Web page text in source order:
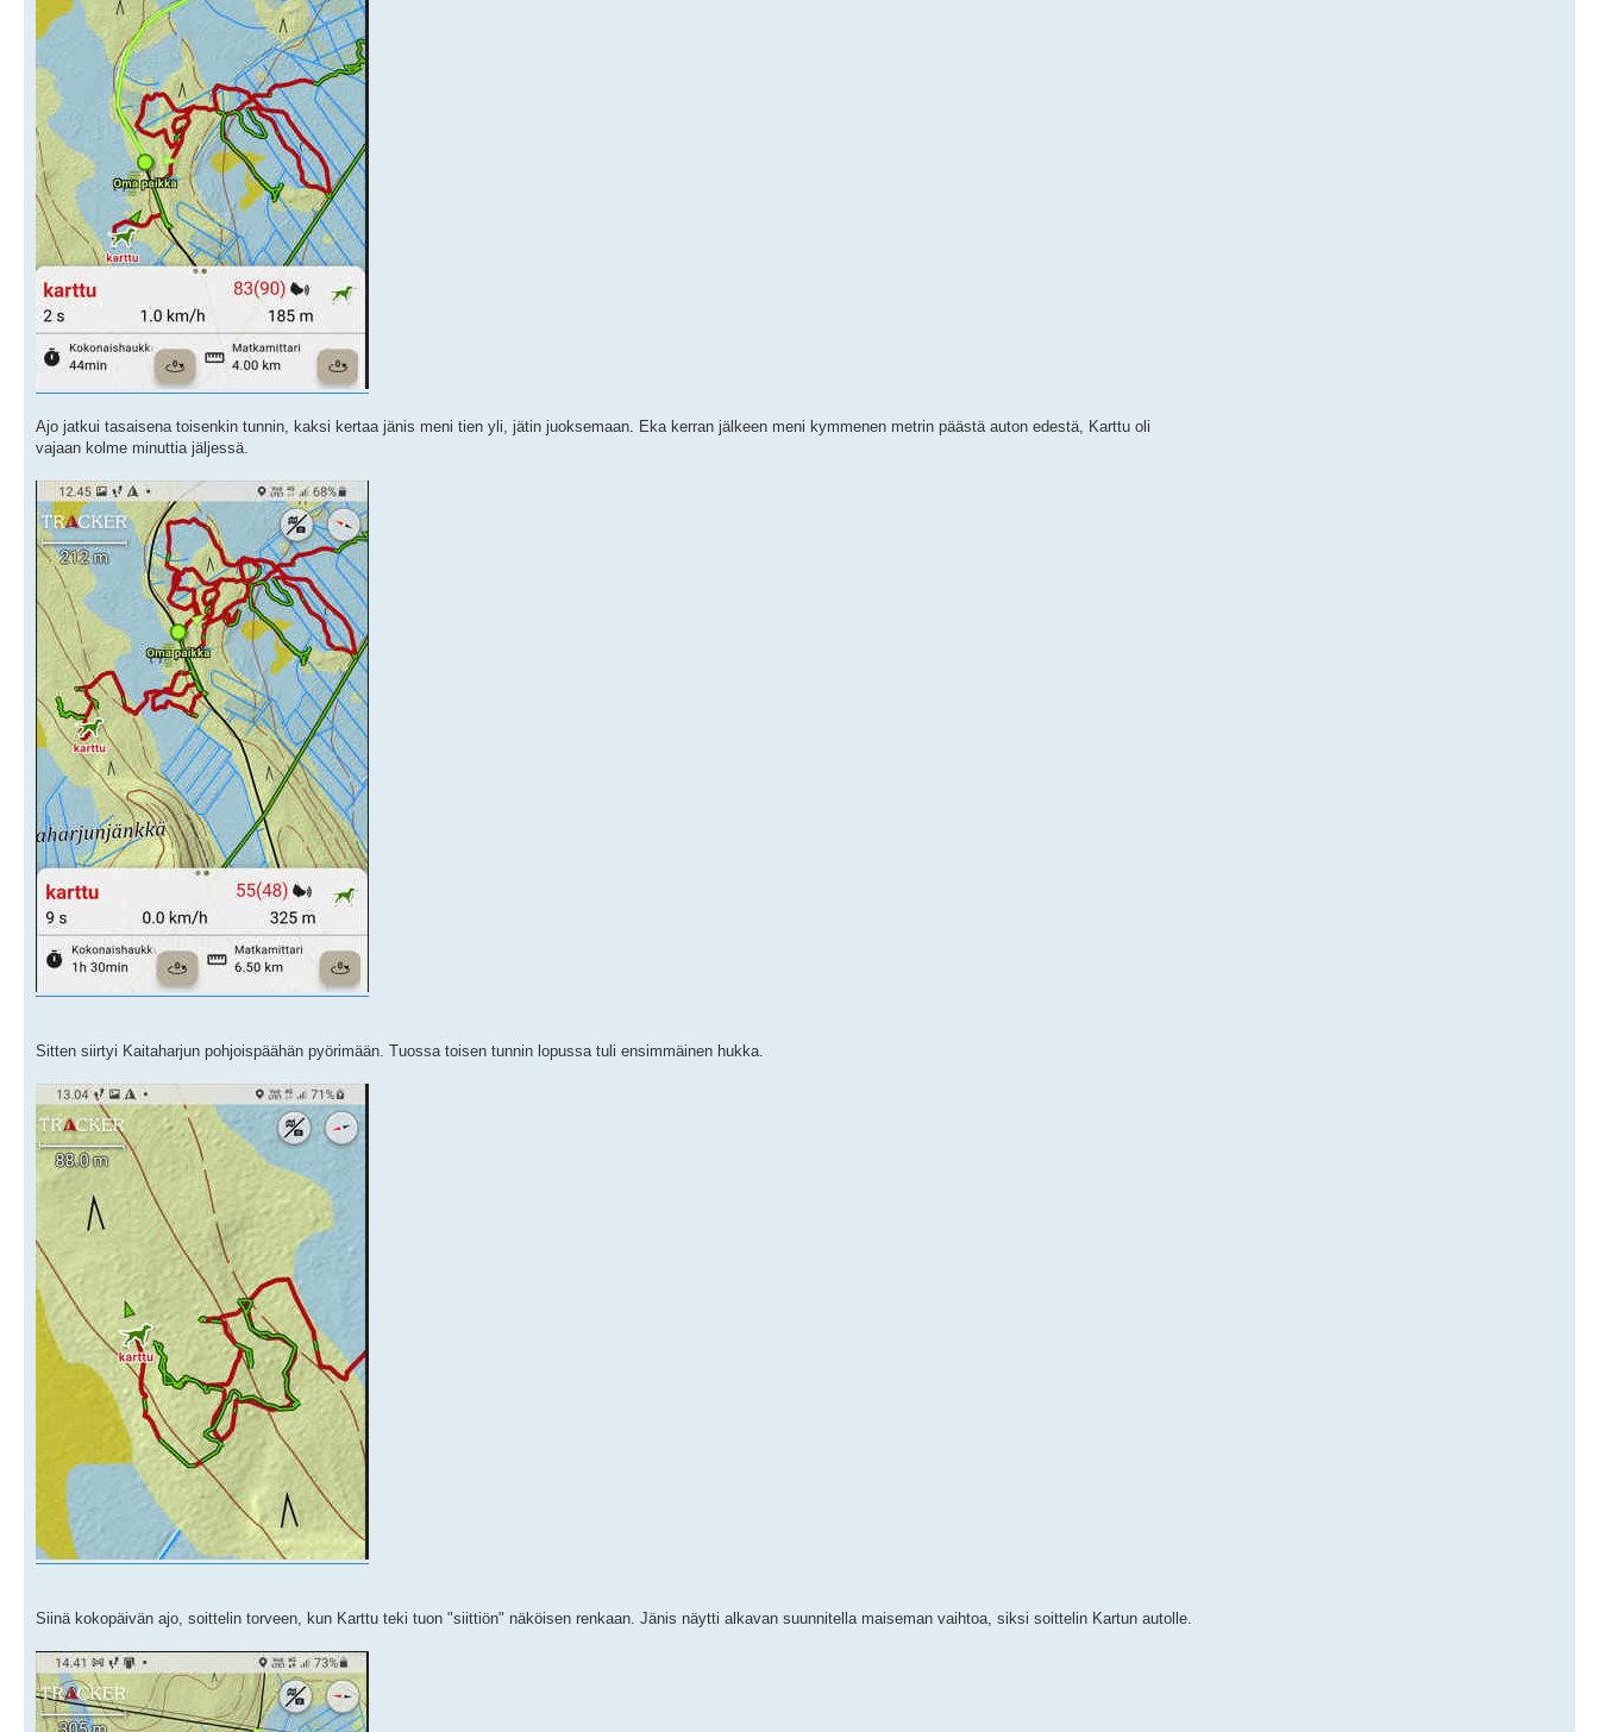
Ajo jatkui tasaisena toisenkin tunnin, kaksi kertaa jänis meni tien yli, jätin juoksemaan. Eka kerran jälkeen meni kymmenen metrin päästä auton edestä, Karttu oli
vajaan kolme minuttia jäljessä.
Sitten siirtyi Kaitaharjun pohjoispäähän pyörimään. Tuossa toisen tunnin lopussa tuli ensimmäinen hukka.
Siinä kokopäivän ajo, soittelin torveen, kun Karttu teki tuon "siittiön" näköisen renkaan. Jänis näytti alkavan suunnitella maiseman vaihtoa, siksi soittelin Kartun autolle.